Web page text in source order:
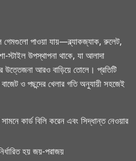
গেমগুলো পাওয়া যায়—ব্ল্যাকজ্যাক, রুলেট,
স্টাইল উপস্থাপনা থাকে, যা আলাদা
উত্তেজনা আরও বাড়িয়ে তোলে। প্রতিটি
ও পছন্দের খেলার গতি অনুযায়ী সহজেই
কার্ড বিলি করেন এবং সিদ্ধান্ত নেওয়ার
হয় জয়-পরাজয়